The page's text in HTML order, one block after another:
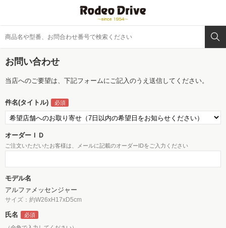
お問い合わせ
当店へのご要望は、下記フォームにご記入のうえ送信してください。
件名(タイトル)
オーダーＩＤ
ご注文いただいたお客様は、メールに記載のオーダーIDをご入力ください
モデル名
アルファメッセンジャー
サイズ：約W26xH17xD5cm
氏名